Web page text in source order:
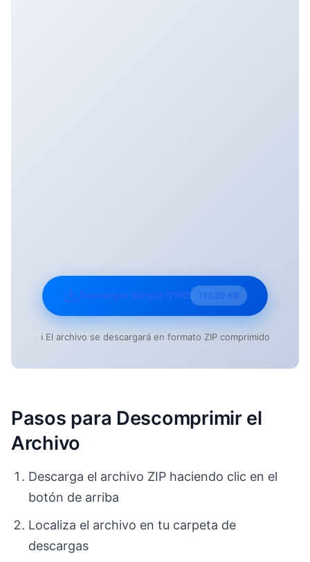
Descargar Bloque DWG 110.89 KB
ℹ️ El archivo se descargará en formato ZIP comprimido
Pasos para Descomprimir el
Archivo
Descarga el archivo ZIP haciendo clic en el
botón de arriba
Localiza el archivo en tu carpeta de
descargas